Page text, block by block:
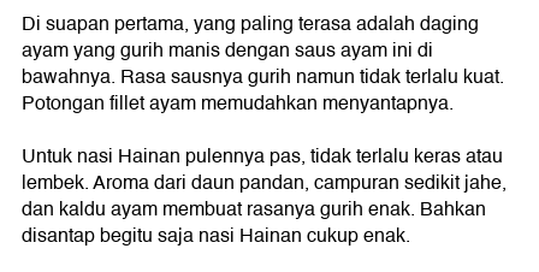
Di suapan pertama, yang paling terasa adalah daging
ayam yang gurih manis dengan saus ayam ini di
bawahnya. Rasa sausnya gurih namun tidak terlalu kuat.
Potongan fillet ayam memudahkan menyantapnya.
Untuk nasi Hainan pulennya pas, tidak terlalu keras atau
lembek. Aroma dari daun pandan, campuran sedikit jahe,
dan kaldu ayam membuat rasanya gurih enak. Bahkan
disantap begitu saja nasi Hainan cukup enak.